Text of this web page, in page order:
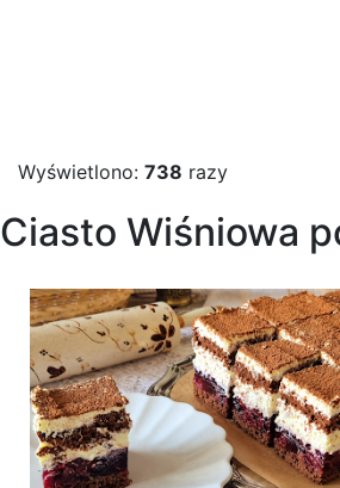
Wyświetlono: 738 razy
Ciasto Wiśniowa